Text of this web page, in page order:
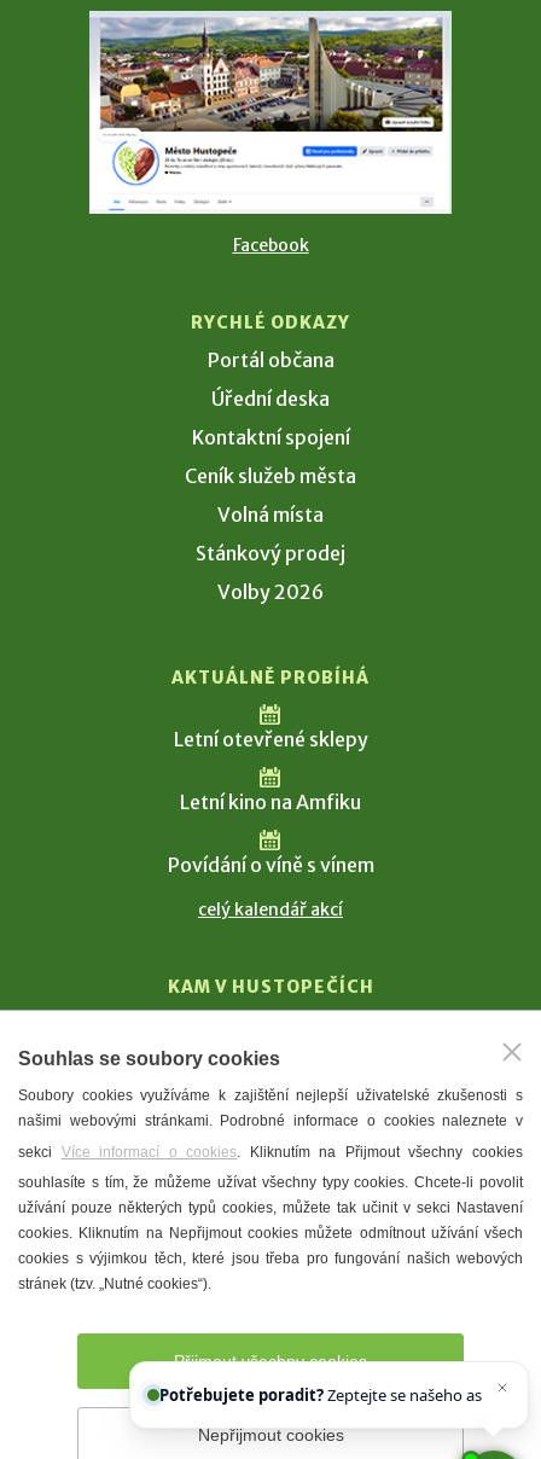
Facebook
RYCHLÉ ODKAZY
Portál občana
Úřední deska
Kontaktní spojení
Ceník služeb města
Volná místa
Stánkový prodej
Volby 2026
AKTUÁLNĚ PROBÍHÁ
Letní otevřené sklepy
Letní kino na Amfiku
Povídání o víně s vínem
celý kalendář akcí
KAM V HUSTOPEČÍCH
T. G. Masaryk
Mandloně
Ubytování
Restaurace
Městské muzeum a galerie
Denní meníčka
Prohlášení o přístupnosti Správce webu
Souhlas se soubory cookies
Soubory cookies využíváme k zajištění nejlepší uživatelské zkušenosti s
našimi webovými stránkami. Podrobné informace o cookies naleznete v
sekci Více informací o cookies. Kliknutím na Přijmout všechny cookies
souhlasíte s tím, že můžeme užívat všechny typy cookies. Chcete-li povolit
užívání pouze některých typů cookies, můžete tak učinit v sekci Nastavení
cookies. Kliknutím na Nepřijmout cookies můžete odmítnout užívání všech
cookies s výjimkou těch, které jsou třeba pro fungování našich webových
stránek (tzv. „Nutné cookies“).
Přijmout všechny cookies
Nepřijmout cookies
Potřebujete poradit?
Chettyho